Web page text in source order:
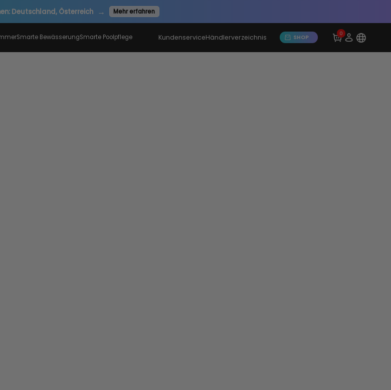
Deutschland, Österreich → Mehr erfahren
Smarte BewässerungSmarte Poolpflege KundenserviceHändlerverzeichnis SHOP
0